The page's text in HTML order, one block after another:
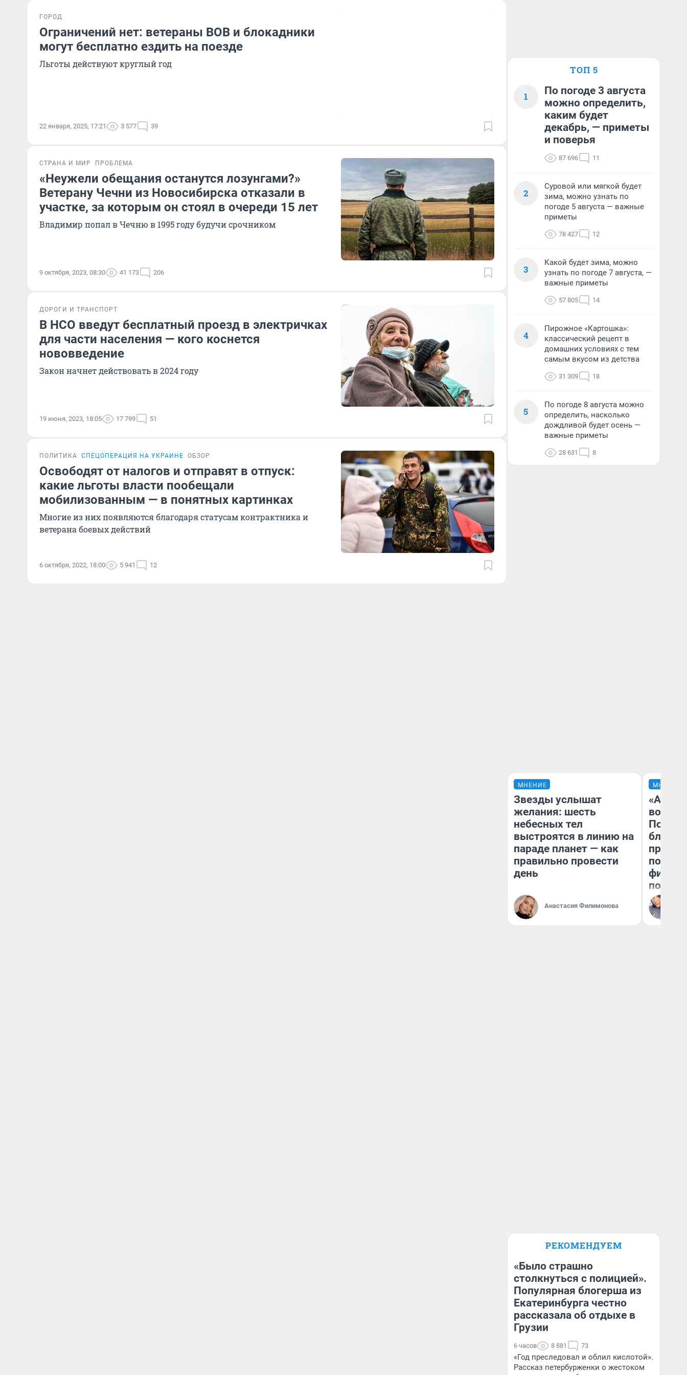
ГОРОД
Ограничений нет: ветераны ВОВ и блокадники
могут бесплатно ездить на поезде
Льготы действуют круглый год
22 января, 2025, 17:21 3 577 39
СТРАНА И МИР ПРОБЛЕМА
«Неужели обещания останутся лозунгами?»
Ветерану Чечни из Новосибирска отказали в
участке, за которым он стоял в очереди 15 лет
Владимир попал в Чечню в 1995 году будучи срочником
9 октября, 2023, 08:30 41 173 206
ДОРОГИ И ТРАНСПОРТ
В НСО введут бесплатный проезд в электричках
для части населения — кого коснется
нововведение
Закон начнет действовать в 2024 году
19 июня, 2023, 18:05 17 799 51
ПОЛИТИКА СПЕЦОПЕРАЦИЯ НА УКРАИНЕ ОБЗОР
Освободят от налогов и отправят в отпуск:
какие льготы власти пообещали
мобилизованным — в понятных картинках
Многие из них появляются благодаря статусам контрактника и
ветерана боевых действий
6 октября, 2022, 18:00 5 941 12
ТОП 5
1
По погоде 3 августа
можно определить,
каким будет
декабрь, — приметы
и поверья
87 696 11
2
Суровой или мягкой будет
зима, можно узнать по
погоде 5 августа — важные
приметы
78 427 12
3
Какой будет зима, можно
узнать по погоде 7 августа, —
важные приметы
57 805 14
4
Пирожное «Картошка»:
классический рецепт в
домашних условиях с тем
самым вкусом из детства
31 309 18
5
По погоде 8 августа можно
определить, насколько
дождливой будет осень —
важные приметы
28 631 8
МНЕНИЕ
Звезды услышат
желания: шесть
небесных тел
выстроятся в линию на
параде планет — как
правильно провести
день
Анастасия Филимонова
МНЕНИЕ
вот
РЕКОМЕНДУЕМ
«Было страшно
столкнуться с полицией».
Популярная блогерша из
Екатеринбурга честно
рассказала об отдыхе в
Грузии
6 часов 8 881 73
«Год преследовал и облил кислотой».
Рассказ петербурженки о жестоком